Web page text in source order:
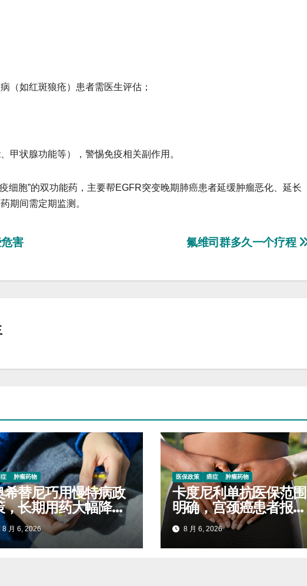
（如红斑狼疮）患者需医生评估；
甲状腺功能等），警惕免疫相关副作用。
细胞”的双功能药，主要帮EGFR突变晚期肺癌患者延缓肿瘤恶化、延长
期间需定期监测。
氟维司群多久一个疗程
害
肿瘤药物
希替尼巧用慢特病政
，长期用药大幅降低
付开支
8 月 6, 2026
医保政策 癌症 肿瘤药物
卡度尼利单抗医保范围
明确，宫颈癌患者报销
标准对照查看
8 月 6, 2026